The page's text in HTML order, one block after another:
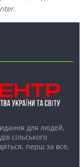
.
для людей,
сільського
перш за все,